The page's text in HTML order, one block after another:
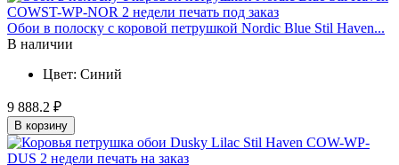
Обои в полоску с коровой петрушкой Nordic Blue Stil Haven...
В наличии
Цвет: Синий
9 888.2 ₽
В корзину